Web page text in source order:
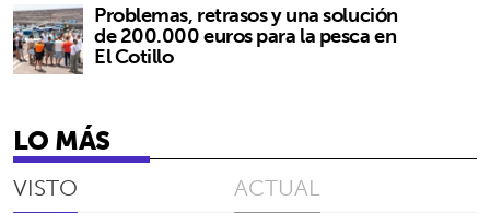
Problemas, retrasos y una solución
de 200.000 euros para la pesca en
El Cotillo
LO MÁS
VISTO ACTUAL